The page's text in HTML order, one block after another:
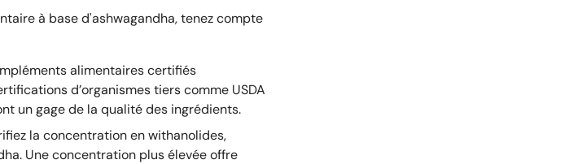
à base d'ashwagandha, tenez compte
alimentaires certifiés
d’organismes tiers comme USDA
un gage de la qualité des ingrédients.
la concentration en withanolides,
Une concentration plus élevée offre